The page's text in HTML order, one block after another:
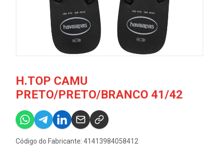
H.TOP CAMU
PRETO/PRETO/BRANCO 41/42
Código do Fabricante: 41413984058412